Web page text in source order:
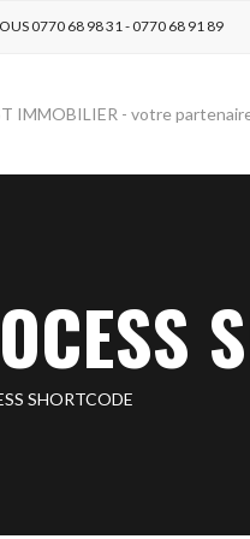
0770 68 98 31 - 0770 68 91 89
SHORTCODE